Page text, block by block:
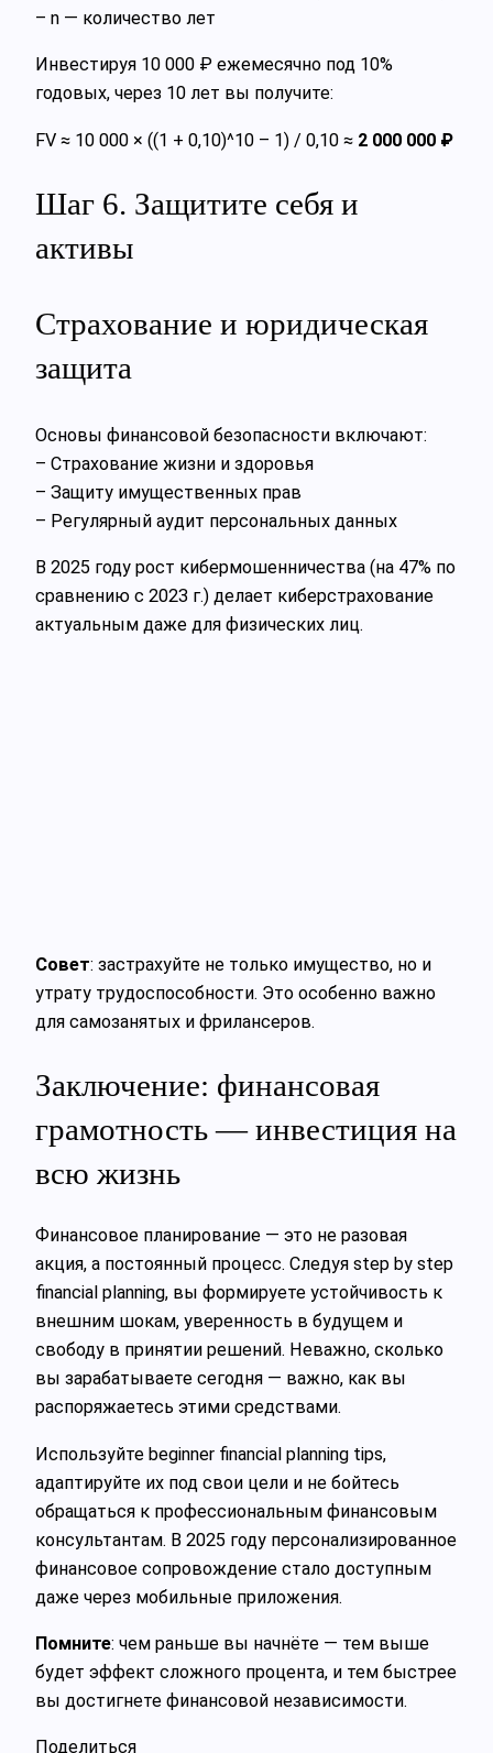
– n — количество лет
Инвестируя 10 000 ₽ ежемесячно под 10%
годовых, через 10 лет вы получите:
FV ≈ 10 000 × ((1 + 0,10)^10 – 1) / 0,10 ≈ 2 000 000 ₽
Шаг 6. Защитите себя и
активы
Страхование и юридическая
защита
Основы финансовой безопасности включают:
– Страхование жизни и здоровья
– Защиту имущественных прав
– Регулярный аудит персональных данных
В 2025 году рост кибермошенничества (на 47% по
сравнению с 2023 г.) делает киберстрахование
актуальным даже для физических лиц.
Совет: застрахуйте не только имущество, но и
утрату трудоспособности. Это особенно важно
для самозанятых и фрилансеров.
Заключение: финансовая
грамотность — инвестиция на
всю жизнь
Финансовое планирование — это не разовая
акция, а постоянный процесс. Следуя step by step
financial planning, вы формируете устойчивость к
внешним шокам, уверенность в будущем и
свободу в принятии решений. Неважно, сколько
вы зарабатываете сегодня — важно, как вы
распоряжаетесь этими средствами.
Используйте beginner financial planning tips,
адаптируйте их под свои цели и не бойтесь
обращаться к профессиональным финансовым
консультантам. В 2025 году персонализированное
финансовое сопровождение стало доступным
даже через мобильные приложения.
Помните: чем раньше вы начнёте — тем выше
будет эффект сложного процента, и тем быстрее
вы достигнете финансовой независимости.
Поделиться